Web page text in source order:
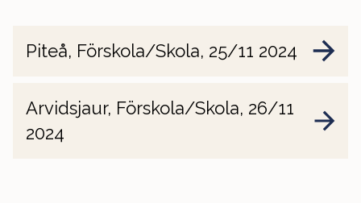
Piteå, Förskola/Skola, 25/11 2024
Arvidsjaur, Förskola/Skola, 26/11
2024